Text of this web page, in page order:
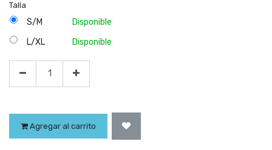
Talla
S/M
Disponible
L/XL
Disponible
Agregar al carrito